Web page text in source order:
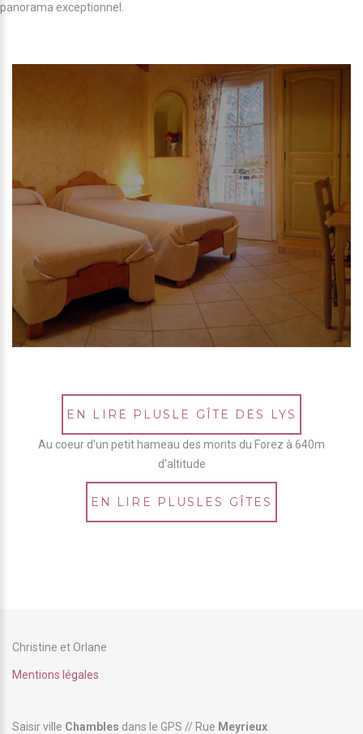
panorama exceptionnel.
EN LIRE PLUSLE GÎTE DES LYS
Au coeur d'un petit hameau des monts du Forez à 640m
d'altitude
EN LIRE PLUSLES GÎTES
Christine et Orlane
Mentions légales
Saisir ville Chambles dans le GPS // Rue Meyrieux